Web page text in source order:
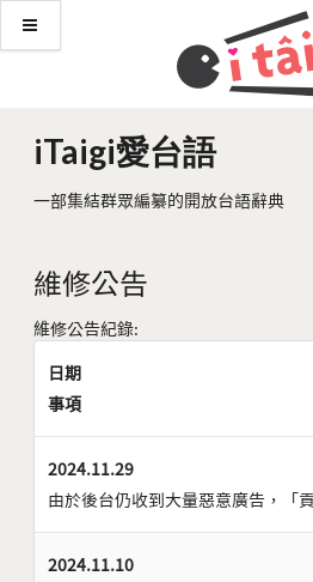
iTaigi愛台語
一部集結群眾編纂的開放台語辭典
維修公告
維修公告紀錄:
日期
事項
2024.11.29
由於後台仍收到大量惡意廣告，「
2024.11.10